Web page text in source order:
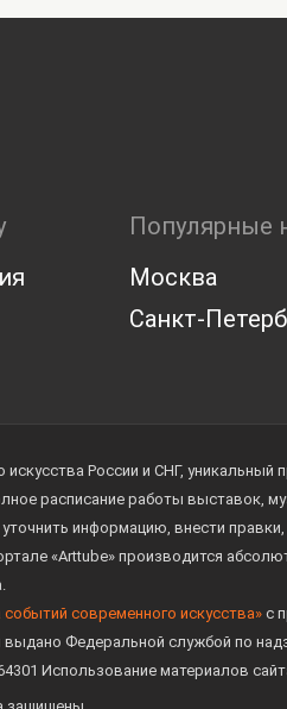
Популярные
Москва
Санкт-
России и СНГ,
расписание работы выставок,
информацию, внести
«Arttube» производится
современного искусства»с
выдано Федеральной службой по
Использование материалов
защищены.